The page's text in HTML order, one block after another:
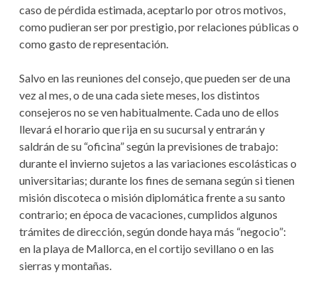
caso de pérdida estimada, aceptarlo por otros motivos,
como pudieran ser por prestigio, por relaciones públicas o
como gasto de representación.
Salvo en las reuniones del consejo, que pueden ser de una
vez al mes, o de una cada siete meses, los distintos
consejeros no se ven habitualmente. Cada uno de ellos
llevará el horario que rija en su sucursal y entrarán y
saldrán de su “oficina” según la previsiones de trabajo:
durante el invierno sujetos a las variaciones escolásticas o
universitarias; durante los fines de semana según si tienen
misión discoteca o misión diplomática frente a su santo
contrario; en época de vacaciones, cumplidos algunos
trámites de dirección, según donde haya más “negocio”:
en la playa de Mallorca, en el cortijo sevillano o en las
sierras y montañas.